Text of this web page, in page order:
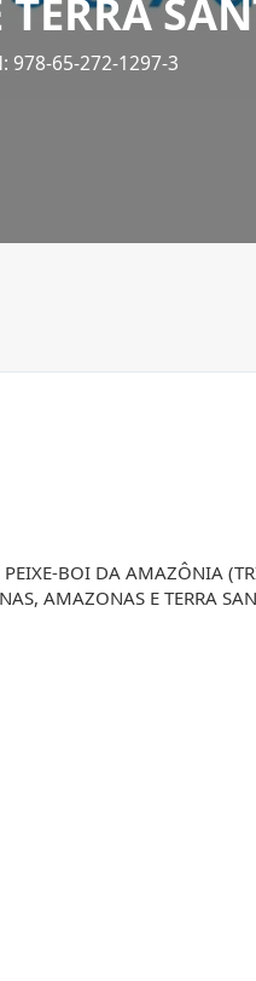
978-65-272-1297-3
BOI DA AMAZÔNIA
AMAZONAS E TERRA